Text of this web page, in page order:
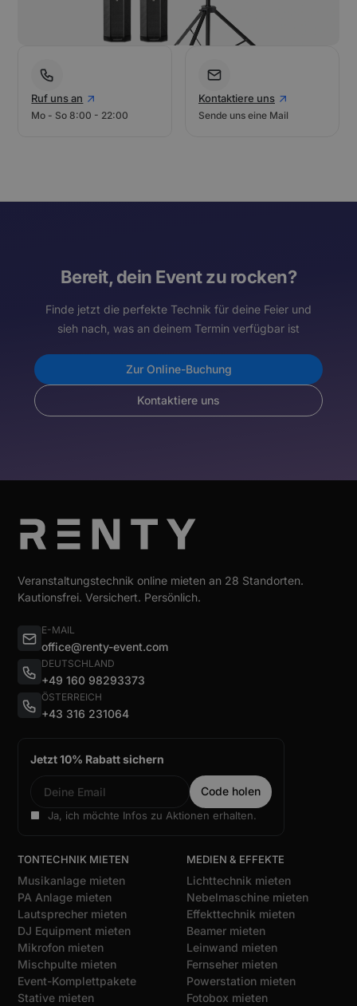
Ruf uns an
Mo - So 8:00 - 22:00
Kontaktiere uns
Sende uns eine Mail
Bereit, dein Event zu rocken?
Finde jetzt die perfekte Technik für deine Feier und
sieh nach, was an deinem Termin verfügbar ist
Zur Online-Buchung
Kontaktiere uns
Veranstaltungstechnik online mieten an 28 Standorten.
Kautionsfrei. Versichert. Persönlich.
E-MAIL
office@renty-event.com
DEUTSCHLAND
+49 160 98293373
ÖSTERREICH
+43 316 231064
Jetzt 10% Rabatt sichern
Ja, ich möchte Infos zu Aktionen erhalten.
TONTECHNIK MIETEN
Musikanlage mieten
PA Anlage mieten
Lautsprecher mieten
DJ Equipment mieten
Mikrofon mieten
Mischpulte mieten
Event-Komplettpakete
Stative mieten
MEDIEN & EFFEKTE
Lichttechnik mieten
Nebelmaschine mieten
Effekttechnik mieten
Beamer mieten
Leinwand mieten
Fernseher mieten
Powerstation mieten
Fotobox mieten